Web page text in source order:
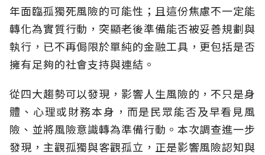
年面臨孤獨死風險的可能性；且這份焦慮不一定能
轉化為實質行動，突顯老後準備能否被妥善規劃與
執行，已不再侷限於單純的金融工具，更包括是否
擁有足夠的社會支持與連結。
從四大趨勢可以發現，影響人生風險的，不只是身
體、心理或財務本身，而是民眾能否及早看見風
險、並將風險意識轉為準備行動。本次調查進一步
發現，主觀孤獨與客觀孤立，正是影響風險認知與